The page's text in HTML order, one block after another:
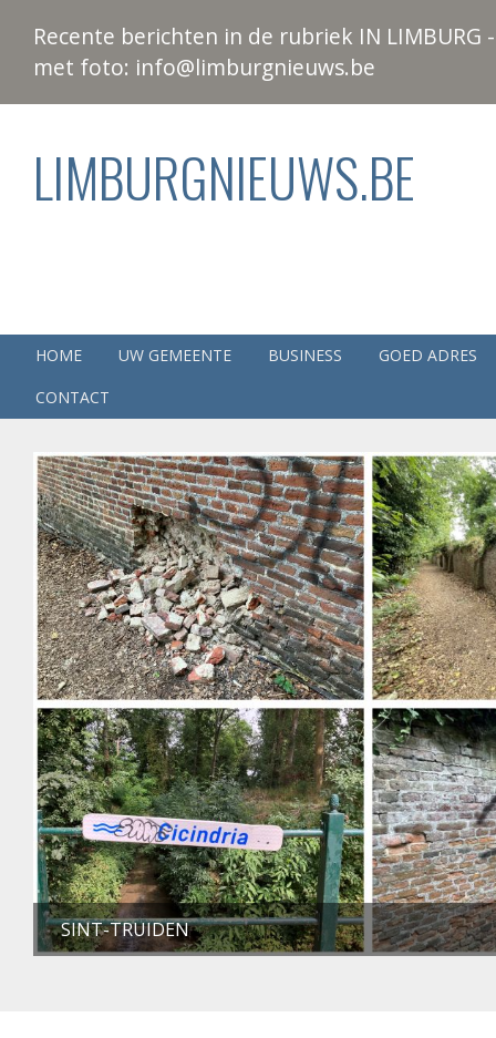
Recente berichten in de rubriek IN
met foto: info@limburgnieuws.be
LIMBURGNIEUWS.BE
HOME UW GEMEENTE BUSINESS
GOED ADRES
CONTACT
SINT-TRUIDEN